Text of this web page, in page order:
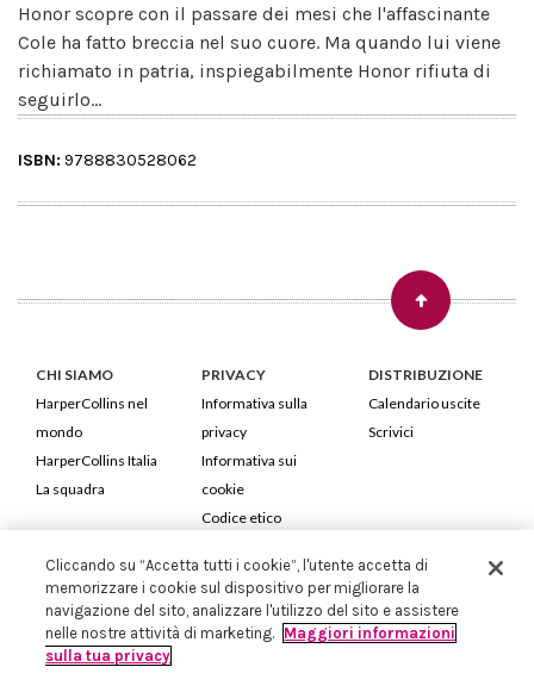
Honor scopre con il passare dei mesi che l'affascinante
Cole ha fatto breccia nel suo cuore. Ma quando lui viene
richiamato in patria, inspiegabilmente Honor rifiuta di
seguirlo...
ISBN: 9788830528062
CHI SIAMO
HarperCollins nel
mondo
HarperCollins Italia
La squadra
PRIVACY
Informativa sulla
privacy
Informativa sui
cookie
Codice etico
DISTRIBUZIONE
Calendario uscite
Scrivici
HarperCollins Italia S.p.A. Viale Monte Nero, 84 - 20135 Milano
Cod. Fiscale e P.IVA 05946780151 - Capitale Sociale 258.250 €
Iscritta in Milano al Registro delle imprese nr.198004 e REA nr.1051898
Cliccando su “Accetta tutti i cookie”, l'utente accetta di
memorizzare i cookie sul dispositivo per migliorare la
navigazione del sito, analizzare l'utilizzo del sito e assistere
nelle nostre attività di marketing. Maggiori informazioni
sulla tua privacy